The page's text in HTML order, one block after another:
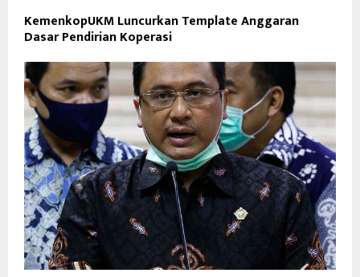
KemenkopUKM Luncurkan Template Anggaran
Dasar Pendirian Koperasi